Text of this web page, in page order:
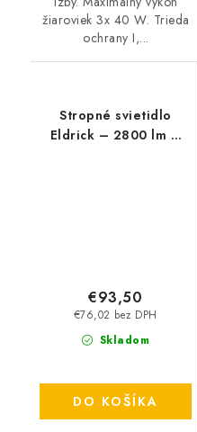
žiaroviek 3x 40 W. Trieda
ochrany I,...
Stropné svietidlo
Eldrick – 2800 lm –
Skladom
€76,02 bez DPH
€93,50
DO KOŠÍKA